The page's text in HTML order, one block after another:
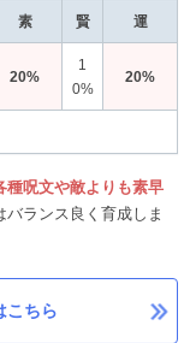
素 賢 運
20%
1
0%
20%
種呪文や敵よりも素早
ランス良く育成しま
こちら